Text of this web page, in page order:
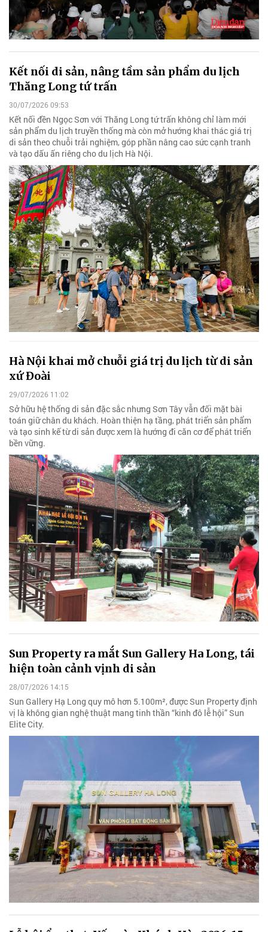
Kết nối di sản, nâng tầm sản phẩm du lịch
Thăng Long tứ trấn
30/07/2026 09:53
Kết nối đền Ngọc Sơn với Thăng Long tứ trấn không chỉ làm mới
sản phẩm du lịch truyền thống mà còn mở hướng khai thác giá trị
di sản theo chuỗi trải nghiệm, góp phần nâng cao sức cạnh tranh
và tạo dấu ấn riêng cho du lịch Hà Nội.
Hà Nội khai mở chuỗi giá trị du lịch từ di sản
xứ Đoài
29/07/2026 11:02
Sở hữu hệ thống di sản đặc sắc nhưng Sơn Tây vẫn đối mặt bài
toán giữ chân du khách. Hoàn thiện hạ tầng, phát triển sản phẩm
và tạo sinh kế từ di sản được xem là hướng đi căn cơ để phát triển
bền vững.
Sun Property ra mắt Sun Gallery Ha Long, tái
hiện toàn cảnh vịnh di sản
28/07/2026 14:15
Sun Gallery Hạ Long quy mô hơn 5.100m², được Sun Property định
vị là không gian nghệ thuật mang tinh thần “kinh đô lễ hội” Sun
Elite City.